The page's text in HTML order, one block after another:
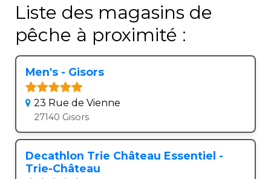
Liste des magasins de
pêche à proximité :
Men's - Gisors
23 Rue de Vienne
27140 Gisors
Decathlon Trie Château Essentiel -
Trie-Château